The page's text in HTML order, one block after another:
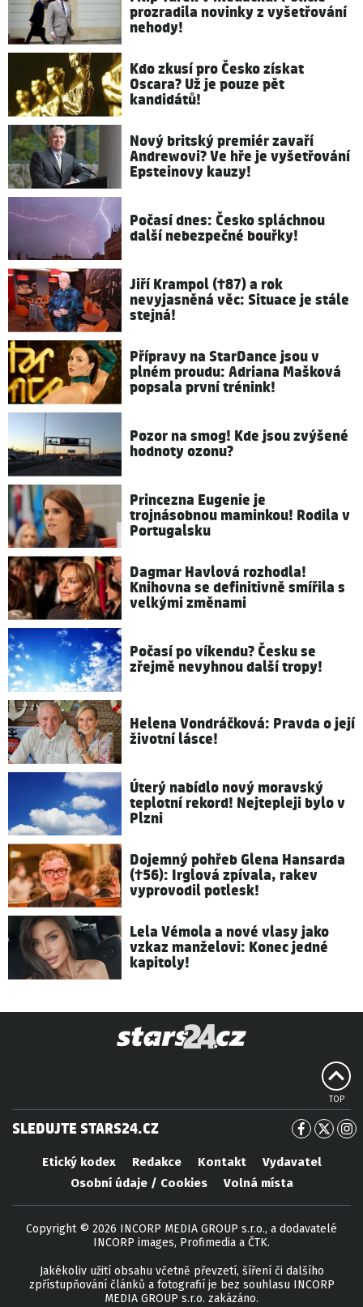
prozradila novinky z vyšetřování
nehody!
Kdo zkusí pro Česko získat
Oscara? Už je pouze pět
kandidátů!
Nový britský premiér zavaří
Andrewovi? Ve hře je vyšetřování
Epsteinovy kauzy!
Počasí dnes: Česko spláchnou
další nebezpečné bouřky!
Jiří Krampol (†87) a rok
nevyjasněná věc: Situace je stále
stejná!
Přípravy na StarDance jsou v
plném proudu: Adriana Mašková
popsala první trénink!
Pozor na smog! Kde jsou zvýšené
hodnoty ozonu?
Princezna Eugenie je
trojnásobnou maminkou! Rodila v
Portugalsku
Dagmar Havlová rozhodla!
Knihovna se definitivně smířila s
velkými změnami
Počasí po víkendu? Česku se
zřejmě nevyhnou další tropy!
Helena Vondráčková: Pravda o její
životní lásce!
Úterý nabídlo nový moravský
teplotní rekord! Nejtepleji bylo v
Plzni
Dojemný pohřeb Glena Hansarda
(†56): Irglová zpívala, rakev
vyprovodil potlesk!
Lela Vémola a nové vlasy jako
vzkaz manželovi: Konec jedné
kapitoly!
TOP
SLEDUJTE STARS24.CZ
Etický kodex Redakce Kontakt
Vydavatel
Osobní údaje / Cookies
Volná místa
Copyright © 2026 INCORP MEDIA GROUP s.r.o., a dodavatelé
INCORP images, Profimedia a ČTK.
Jakékoliv užití obsahu včetně převzetí, šíření či dalšího
zpřístupňování článků a fotografií je bez souhlasu INCORP
MEDIA GROUP s.r.o. zakázáno.